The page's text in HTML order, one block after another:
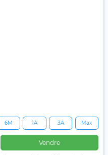
6M 1A 3A Max
Vendre